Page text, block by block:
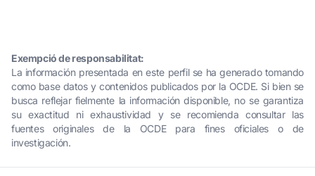
Exempció de responsabilitat:
La información presentada en este perfil se ha generado tomando
como base datos y contenidos publicados por la OCDE. Si bien se
busca reflejar fielmente la información disponible, no se garantiza
su exactitud ni exhaustividad y se recomienda consultar las
fuentes originales de la OCDE para fines oficiales o de
investigación.